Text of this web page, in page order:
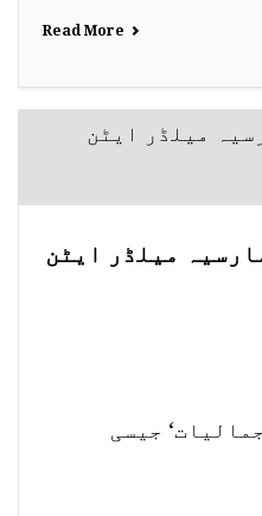
Read More
میلڈر ایٹن
جیسی